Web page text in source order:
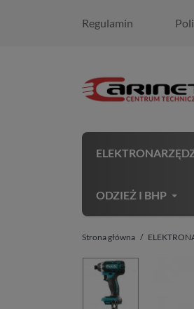
Regulamin
ODZIEŻ I BHP
Strona główna